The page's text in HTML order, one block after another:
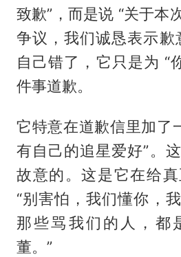
致歉”，而是说 “关于本
争议，我们诚恳表示歉
自己错了，它只是为 “
件事道歉。
它特意在道歉信里加了
有自己的追星爱好”。
故意的。这是它在给真
“别害怕，我们懂你，
那些骂我们的人，都
董。”